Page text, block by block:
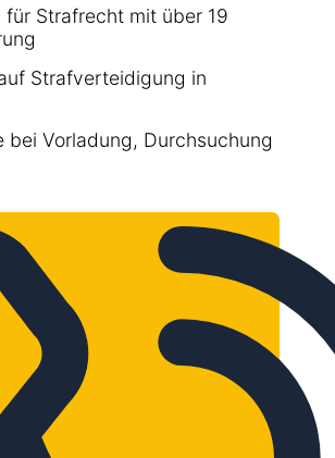
für Strafrecht mit über 19
Strafverteidigung in
bei Vorladung, Durchsuchung